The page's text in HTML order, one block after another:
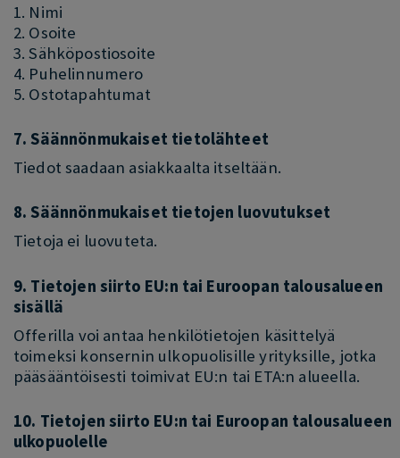
1. Nimi
2. Osoite
3. Sähköpostiosoite
4. Puhelinnumero
5. Ostotapahtumat
7. Säännönmukaiset tietolähteet
Tiedot saadaan asiakkaalta itseltään.
8. Säännönmukaiset tietojen luovutukset
Tietoja ei luovuteta.
9. Tietojen siirto EU:n tai Euroopan talousalueen
sisällä
Offerilla voi antaa henkilötietojen käsittelyä
toimeksi konsernin ulkopuolisille yrityksille, jotka
pääsääntöisesti toimivat EU:n tai ETA:n alueella.
10. Tietojen siirto EU:n tai Euroopan talousalueen
ulkopuolelle